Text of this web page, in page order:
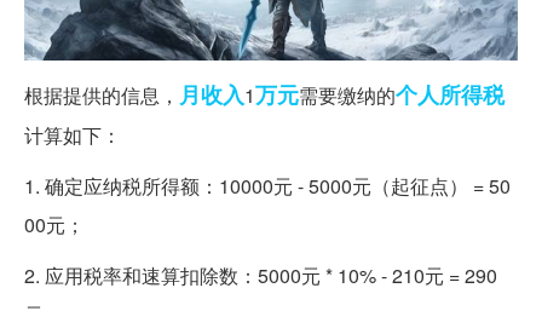
根据提供的信息， 月收入1万元需要缴纳的个人所得税
计算如下：
1. 确定应纳税所得额：10000元 - 5000元（起征点） = 50
00元；
2. 应用税率和速算扣除数：5000元 * 10% - 210元 = 290